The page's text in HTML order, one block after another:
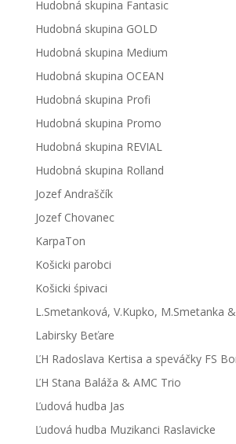
Hudobná skupina Fantasic
Hudobná skupina GOLD
Hudobná skupina Medium
Hudobná skupina OCEAN
Hudobná skupina Profi
Hudobná skupina Promo
Hudobná skupina REVIAL
Hudobná skupina Rolland
Jozef Andraščík
Jozef Chovanec
KarpaTon
Košicki parobci
Košicki śpivaci
L.Smetanková, V.Kupko, M.Smetanka
Labirsky Beťare
ĽH Radoslava Kertisa a speváčky FS
ĽH Stana Baláža & AMC Trio
Ľudová hudba Jas
Ľudová hudba Muzikanci Raslavicke